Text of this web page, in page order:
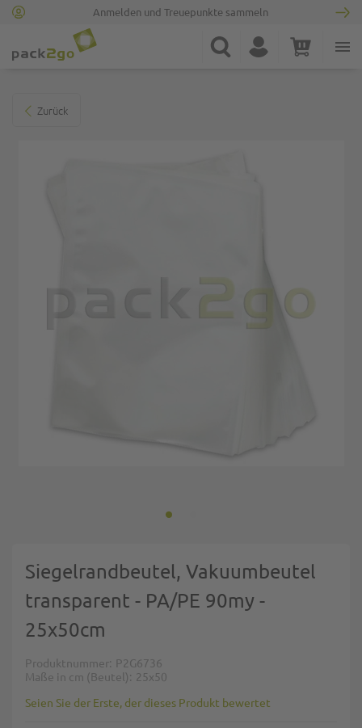
Anmelden und Treuepunkte sammeln
Suche Konto Warenkorb
Zurück
Siegelrandbeutel, Vakuumbeutel
transparent - PA/PE 90my -
25x50cm
Produktnummer P2G6736
Maße in cm (Beutel)
25x50
Seien Sie der Erste, der dieses Produkt bewertet